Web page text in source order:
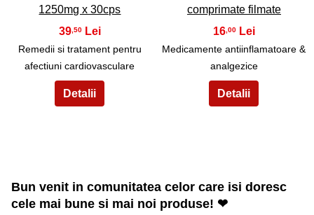
1250mg x 30cps
39,50
Remedii si tratament pentru
afectiuni cardiovasculare
comprimate filmate
16,00
Medicamente antiinflamatoare &
analgezice
Bun venit in comunitatea celor care isi doresc
cele mai bune si mai noi produse! ❤